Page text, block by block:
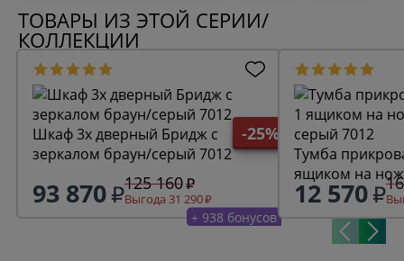
ТОВАРЫ ИЗ ЭТОЙ СЕРИИ/
КОЛЛЕКЦИИ
-25%
Шкаф 3х дверный Бридж с
зеркалом браун/серый 7012
93 870 125 160
Выгода 31 290
+ 938 бонусов
Тумба
ящиком на
7012
12 570